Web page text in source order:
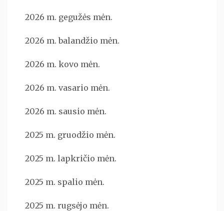
2026 m. gegužės mėn.
2026 m. balandžio mėn.
2026 m. kovo mėn.
2026 m. vasario mėn.
2026 m. sausio mėn.
2025 m. gruodžio mėn.
2025 m. lapkričio mėn.
2025 m. spalio mėn.
2025 m. rugsėjo mėn.